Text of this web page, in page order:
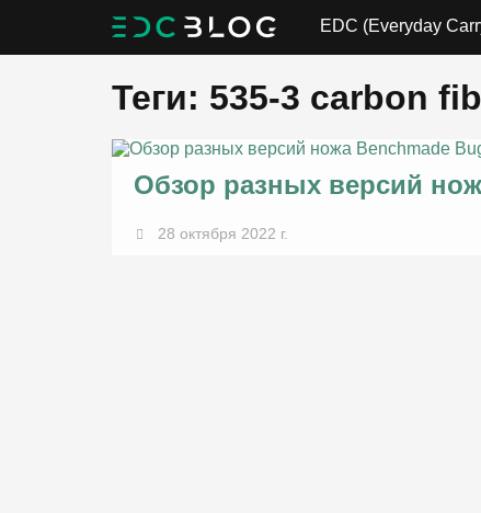
EDC (Everyday
Теги: 535-3 carbon
Обзор разных версий
28 октября 2022 г.